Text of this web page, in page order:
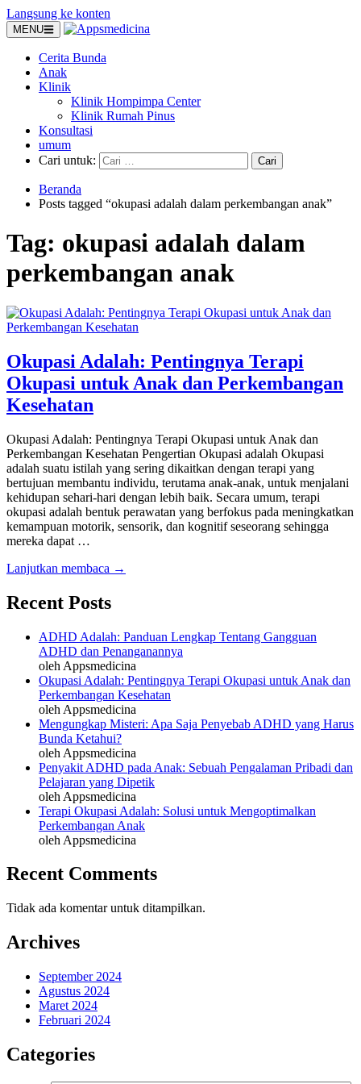
Langsung ke konten
MENU
Cerita Bunda
Anak
Klinik
Klinik Hompimpa Center
Klinik Rumah Pinus
Konsultasi
umum
Cari untuk:
Beranda
Posts tagged “okupasi adalah dalam perkembangan anak”
Tag: okupasi adalah dalam
perkembangan anak
Okupasi Adalah: Pentingnya Terapi
Okupasi untuk Anak dan Perkembangan
Kesehatan
Okupasi Adalah: Pentingnya Terapi Okupasi untuk Anak dan
Perkembangan Kesehatan Pengertian Okupasi adalah Okupasi
adalah suatu istilah yang sering dikaitkan dengan terapi yang
bertujuan membantu individu, terutama anak-anak, untuk menjalani
kehidupan sehari-hari dengan lebih baik. Secara umum, terapi
okupasi adalah bentuk perawatan yang berfokus pada meningkatkan
kemampuan motorik, sensorik, dan kognitif seseorang sehingga
mereka dapat …
Lanjutkan membaca →
Recent Posts
ADHD Adalah: Panduan Lengkap Tentang Gangguan
ADHD dan Penanganannya
oleh Appsmedicina
Okupasi Adalah: Pentingnya Terapi Okupasi untuk Anak dan
Perkembangan Kesehatan
oleh Appsmedicina
Mengungkap Misteri: Apa Saja Penyebab ADHD yang Harus
Bunda Ketahui?
oleh Appsmedicina
Penyakit ADHD pada Anak: Sebuah Pengalaman Pribadi dan
Pelajaran yang Dipetik
oleh Appsmedicina
Terapi Okupasi Adalah: Solusi untuk Mengoptimalkan
Perkembangan Anak
oleh Appsmedicina
Recent Comments
Tidak ada komentar untuk ditampilkan.
Archives
September 2024
Agustus 2024
Maret 2024
Februari 2024
Categories